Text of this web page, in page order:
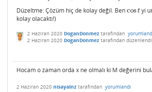
Düzeltme: Çözüm hiç de kolay değil. Bencost
cost yi
kolay olacaktı!)
2 Haziran 2020 DoganDonmez tarafından
2 Haziran 2020 DoganDonmez tarafından düzenlendi
Hocam o zaman orda x ne olmalı ki M değerini
2 Haziran 2020 nisayalnz tarafından yorumlandı